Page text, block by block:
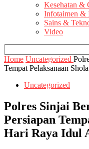
Kesehatan &
Infotaimen &
Sains &
Video
Home Uncategorized
Tempat Pelaksanaan
Uncategorized
Polres Sinjai
Persiapan
Hari Raya Idul